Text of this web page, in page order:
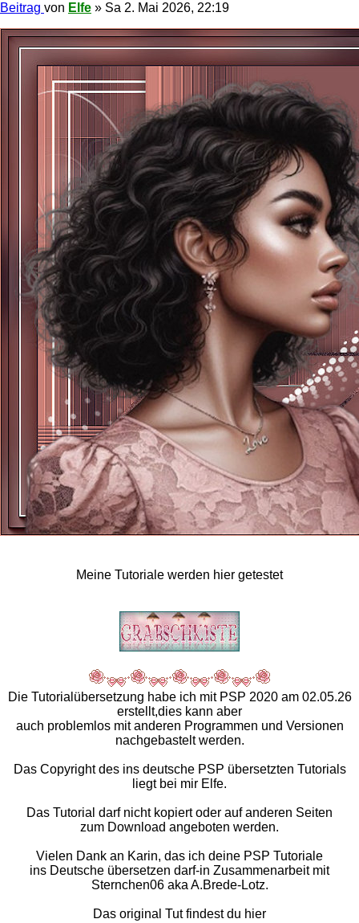
Beitrag von Elfe » Sa 2. Mai 2026, 22:19
Meine Tutoriale werden hier getestet
Die Tutorialübersetzung habe ich mit PSP 2020 am 02.05.26
erstellt,dies kann aber
auch problemlos mit anderen Programmen und Versionen
nachgebastelt werden.
Das Copyright des ins deutsche PSP übersetzten Tutorials
liegt bei mir Elfe.
Das Tutorial darf nicht kopiert oder auf anderen Seiten
zum Download angeboten werden.
Vielen Dank an Karin, das ich deine PSP Tutoriale
ins Deutsche übersetzen darf-in Zusammenarbeit mit
Sternchen06 aka A.Brede-Lotz.
Das original Tut findest du hier